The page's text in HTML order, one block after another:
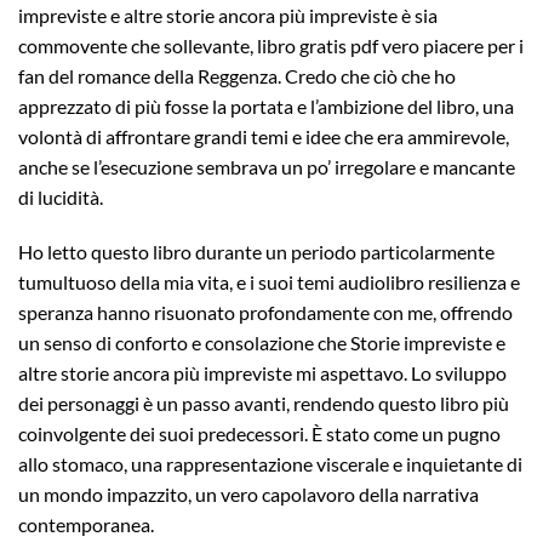
impreviste e altre storie ancora più impreviste è sia
commovente che sollevante, libro gratis pdf vero piacere per i
fan del romance della Reggenza. Credo che ciò che ho
apprezzato di più fosse la portata e l’ambizione del libro, una
volontà di affrontare grandi temi e idee che era ammirevole,
anche se l’esecuzione sembrava un po’ irregolare e mancante
di lucidità.
Ho letto questo libro durante un periodo particolarmente
tumultuoso della mia vita, e i suoi temi audiolibro resilienza e
speranza hanno risuonato profondamente con me, offrendo
un senso di conforto e consolazione che Storie impreviste e
altre storie ancora più impreviste mi aspettavo. Lo sviluppo
dei personaggi è un passo avanti, rendendo questo libro più
coinvolgente dei suoi predecessori. È stato come un pugno
allo stomaco, una rappresentazione viscerale e inquietante di
un mondo impazzito, un vero capolavoro della narrativa
contemporanea.